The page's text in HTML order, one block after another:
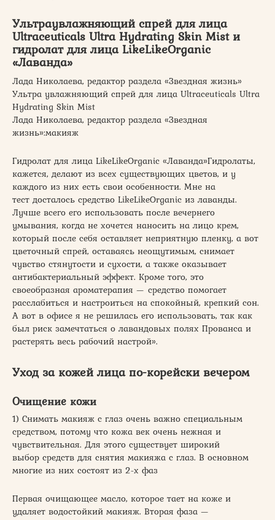
Ультраувлажняющий спрей для лица
Ultraceuticals Ultra Hydrating Skin Mist и
гидролат для лица LikeLikeOrganic
«Лаванда»
Лада Николаева, редактор раздела «Звездная жизнь»
Ультра увлажняющий спрей для лица Ultraceuticals Ultra
Hydrating Skin Mist
Лада Николаева, редактор раздела «Звездная
жизнь»:макияж
Гидролат для лица LikeLikeOrganic «Лаванда»Гидролаты,
кажется, делают из всех существующих цветов, и у
каждого из них есть свои особенности. Мне на
тест досталось средство LikeLikeOrganic из лаванды.
Лучше всего его использовать после вечернего
умывания, когда не хочется наносить на лицо крем,
который после себя оставляет неприятную пленку, а вот
цветочный спрей, оставаясь неощутимым, снимает
чувство стянутости и сухости, а также оказывает
антибактериальный эффект. Кроме того, это
своеобразная ароматерапия — средство помогает
расслабиться и настроиться на спокойный, крепкий сон.
А вот в офисе я не решилась его использовать, так как
был риск замечтаться о лавандовых полях Прованса и
растерять весь рабочий настрой».
Уход за кожей лица по-корейски вечером
Очищение кожи
1) Снимать макияж с глаз очень важно специальным
средством, потому что кожа век очень нежная и
чувствительная. Для этого существует широкий
выбор средств для снятия макияжа с глаз. В основном
многие из них состоят из 2-х фаз
Первая очищающее масло, которое тает на коже и
удаляет водостойкий макияж. Вторая фаза —